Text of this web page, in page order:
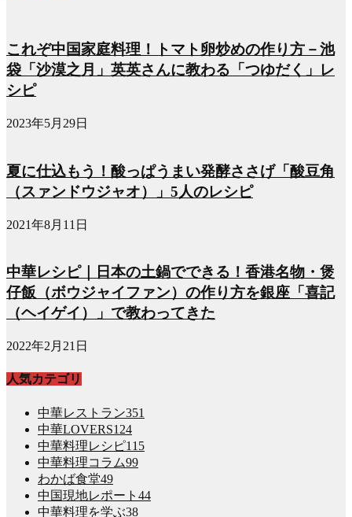
これぞ中国家庭料理！トマト卵炒めの作り方－池
袋「沙漠之月」英英さんに教わる「つゆだく」レ
シピ
2023年5月29日
夏に仕込もう！酸っぱうまい発酵ささげ「酸豆角
（スァンドウジャオ）」5人のレシピ
2021年8月11日
中華レシピ｜日本の土鍋でできる！香港名物・煲
仔飯（ボウジャイファン）の作り方を銀座「喜記
（ヘイゲイ）」で教わってきた
2022年2月21日
人気カテゴリ
中華レストラン351
中華LOVERS124
中華料理レシピ115
中華料理コラム99
わかば食堂49
中国現地レポート 44
中華料理を学ぶ38